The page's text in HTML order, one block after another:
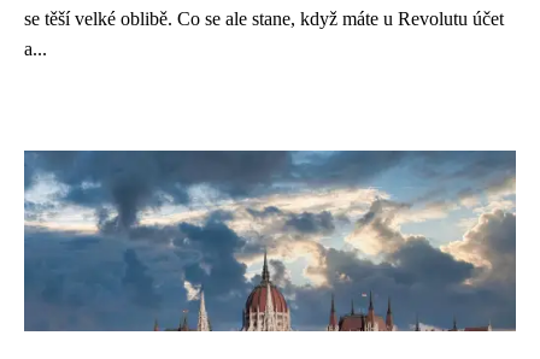
se těší velké oblibě. Co se ale stane, když máte u Revolutu účet
a...